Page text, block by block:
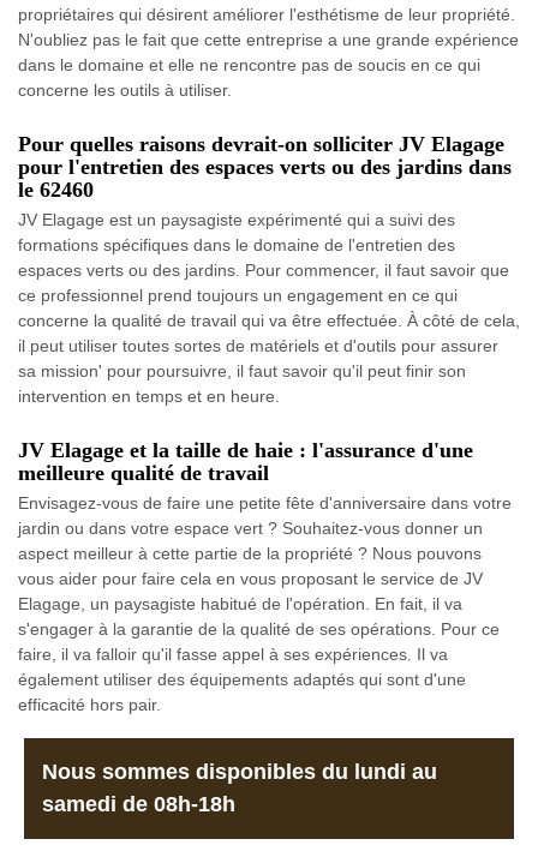
propriétaires qui désirent améliorer l'esthétisme de leur propriété.
N'oubliez pas le fait que cette entreprise a une grande expérience
dans le domaine et elle ne rencontre pas de soucis en ce qui
concerne les outils à utiliser.
Pour quelles raisons devrait-on solliciter JV Elagage
pour l'entretien des espaces verts ou des jardins dans
le 62460
JV Elagage est un paysagiste expérimenté qui a suivi des
formations spécifiques dans le domaine de l'entretien des
espaces verts ou des jardins. Pour commencer, il faut savoir que
ce professionnel prend toujours un engagement en ce qui
concerne la qualité de travail qui va être effectuée. À côté de cela,
il peut utiliser toutes sortes de matériels et d'outils pour assurer
sa mission' pour poursuivre, il faut savoir qu'il peut finir son
intervention en temps et en heure.
JV Elagage et la taille de haie : l'assurance d'une
meilleure qualité de travail
Envisagez-vous de faire une petite fête d'anniversaire dans votre
jardin ou dans votre espace vert ? Souhaitez-vous donner un
aspect meilleur à cette partie de la propriété ? Nous pouvons
vous aider pour faire cela en vous proposant le service de JV
Elagage, un paysagiste habitué de l'opération. En fait, il va
s'engager à la garantie de la qualité de ses opérations. Pour ce
faire, il va falloir qu'il fasse appel à ses expériences. Il va
également utiliser des équipements adaptés qui sont d'une
efficacité hors pair.
Nous sommes disponibles du lundi au
samedi de 08h-18h